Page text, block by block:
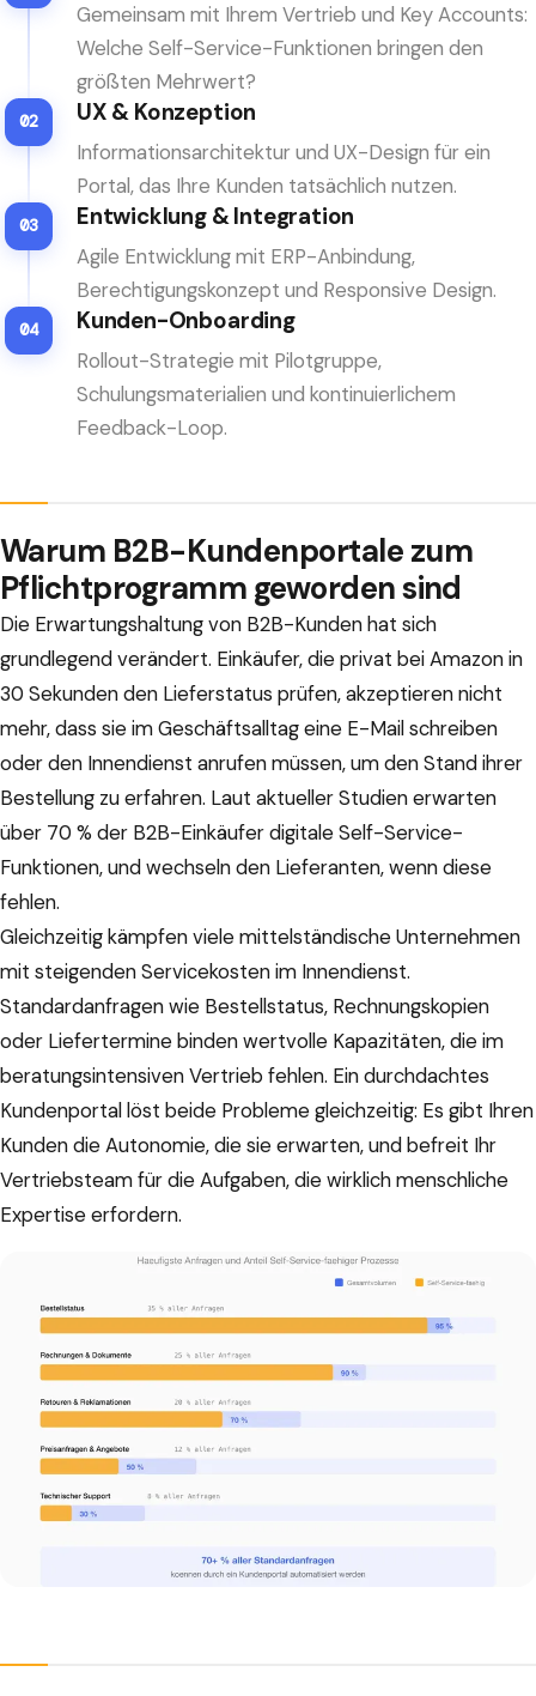
Gemeinsam mit Ihrem Vertrieb und Key Accounts:
Welche Self-Service-Funktionen bringen den
größten Mehrwert?
02 UX & Konzeption
Informationsarchitektur und UX-Design für ein
Portal, das Ihre Kunden tatsächlich nutzen.
03 Entwicklung & Integration
Agile Entwicklung mit ERP-Anbindung,
Berechtigungskonzept und Responsive Design.
04 Kunden-Onboarding
Rollout-Strategie mit Pilotgruppe,
Schulungsmaterialien und kontinuierlichem
Feedback-Loop.
Warum B2B-Kundenportale zum
Pflichtprogramm geworden sind
Die Erwartungshaltung von B2B-Kunden hat sich
grundlegend verändert. Einkäufer, die privat bei Amazon in
30 Sekunden den Lieferstatus prüfen, akzeptieren nicht
mehr, dass sie im Geschäftsalltag eine E-Mail schreiben
oder den Innendienst anrufen müssen, um den Stand ihrer
Bestellung zu erfahren. Laut aktueller Studien erwarten
über 70 % der B2B-Einkäufer digitale Self-Service-
Funktionen, und wechseln den Lieferanten, wenn diese
fehlen.
Gleichzeitig kämpfen viele mittelständische Unternehmen
mit steigenden Servicekosten im Innendienst.
Standardanfragen wie Bestellstatus, Rechnungskopien
oder Liefertermine binden wertvolle Kapazitäten, die im
beratungsintensiven Vertrieb fehlen. Ein durchdachtes
Kundenportal löst beide Probleme gleichzeitig: Es gibt Ihren
Kunden die Autonomie, die sie erwarten, und befreit Ihr
Vertriebsteam für die Aufgaben, die wirklich menschliche
Expertise erfordern.